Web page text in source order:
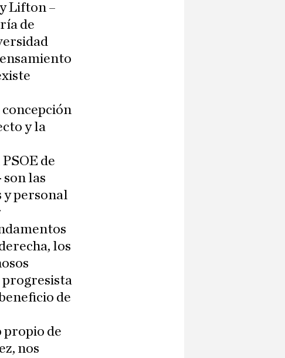
Lifton –
de
y la
de
son las
y personal
los
progresista
de
propio de
nos